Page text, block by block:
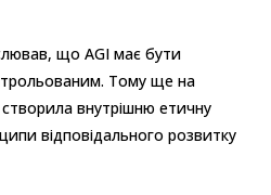
що AGI має бути
Тому ще на
внутрішню етичну
відповідального розвитку